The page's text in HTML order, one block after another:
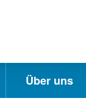
Über uns